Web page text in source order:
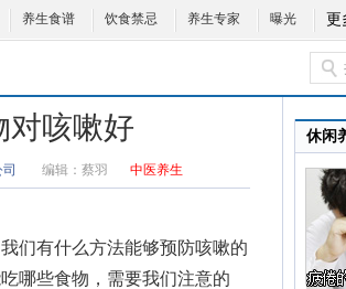
养生食谱 饮食禁忌 养生专家 曝光 更
对咳嗽好
编辑： 蔡羽 中医养生
们有什么方法能够预防咳嗽的
哪些食物，需要我们注意的
休闲